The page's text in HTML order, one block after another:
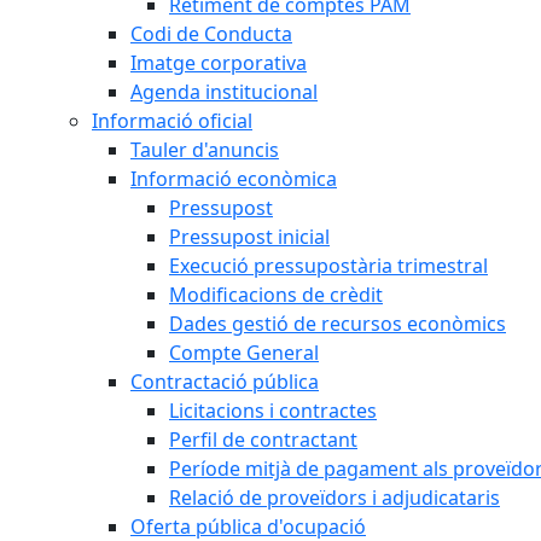
Codi de Conducta
Imatge corporativa
Agenda institucional
Informació oficial
Tauler d'anuncis
Informació econòmica
Pressupost
Pressupost inicial
Execució pressupostària trimestral
Modificacions de crèdit
Dades gestió de recursos econòmics
Compte General
Contractació pública
Licitacions i contractes
Perfil de contractant
Període mitjà de pagament als
Relació de proveïdors i adjudicataris
Oferta pública d'ocupació